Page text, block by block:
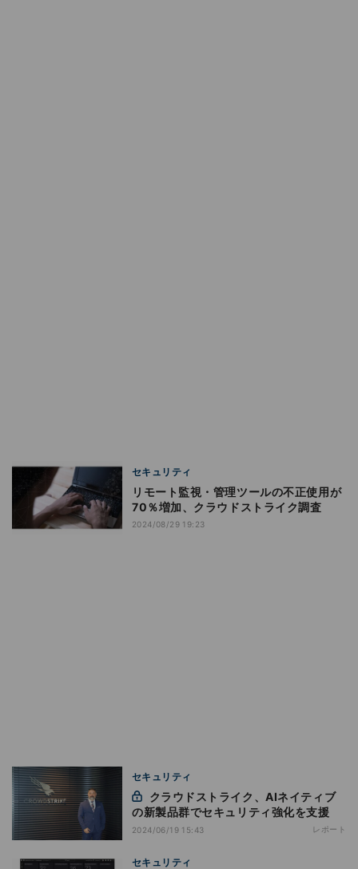
セキュリティ
リモート監視・管理ツールの不正使用が
70％増加、クラウドストライク調査
2024/08/29 19:23
セキュリティ
の新製品群でセキュリティ強化を支援
2024/06/19 15:43 レポート
セキュリティ